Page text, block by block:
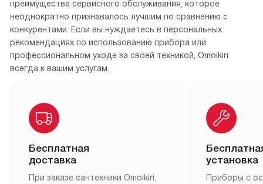
преимущества сервисного обслуживания, которое
неоднократно признавалось лучшим по сравнению с
конкурентами. Если вы нуждаетесь в персональных
рекомендациях по использованию прибора или
профессиональном уходе за своей техникой, Omoikiri
всегда к вашим услугам.
Бесплатная
доставка
При заказе сантехники Omoikiri,
установка
Приборы с